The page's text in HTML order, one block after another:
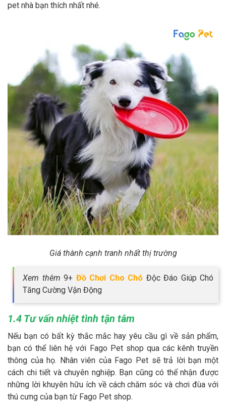
pet nhà bạn thích nhất nhé.
Giá thành cạnh tranh nhất thị trường
Xem thêm 9+ Đồ Chơi Cho Chó Độc Đáo Giúp Chó
Tăng Cường Vận Động
1.4 Tư vấn nhiệt tình tận tâm
Nếu bạn có bất kỳ thắc mắc hay yêu cầu gì về sản phẩm,
bạn có thể liên hệ với Fago Pet shop qua các kênh truyền
thông của họ. Nhân viên của Fago Pet sẽ trả lời bạn một
cách chi tiết và chuyên nghiệp. Bạn cũng có thể nhận được
những lời khuyên hữu ích về cách chăm sóc và chơi đùa với
thú cưng của bạn từ Fago Pet shop.